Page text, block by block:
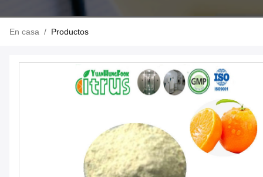
En casa / Productos